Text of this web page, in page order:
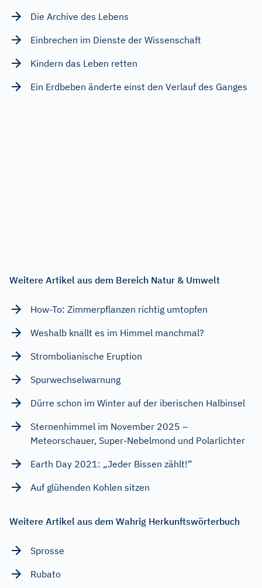
Die Archive des Lebens
Einbrechen im Dienste der Wissenschaft
Kindern das Leben retten
Ein Erdbeben änderte einst den Verlauf des Ganges
Weitere Artikel aus dem Bereich Natur & Umwelt
How-To: Zimmerpflanzen richtig umtopfen
Weshalb knallt es im Himmel manchmal?
Strombolianische Eruption
Spurwechselwarnung
Dürre schon im Winter auf der iberischen Halbinsel
Sternenhimmel im November 2025 –
Meteorschauer, Super-Nebelmond und Polarlichter
Earth Day 2021: „Jeder Bissen zählt!“
Auf glühenden Kohlen sitzen
Weitere Artikel aus dem Wahrig Herkunftswörterbuch
Sprosse
Rubato